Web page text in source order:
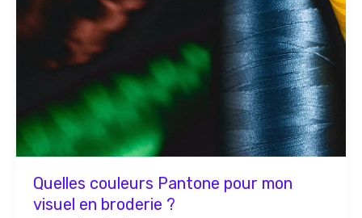
Quelles couleurs Pantone pour mon
visuel en broderie ?
broderie
?